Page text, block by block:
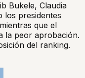
Bukele, Claudia
los presidentes
que el
la peor aprobación.
del ranking.